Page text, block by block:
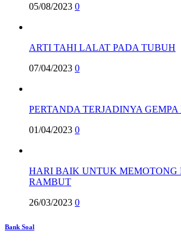
05/08/2023 0
ARTI TAHI LALAT PADA TUBUH
07/04/2023 0
PERTANDA TERJADINYA
01/04/2023 0
HARI BAIK UNTUK MEMOTONG
RAMBUT
26/03/2023 0
Bank Soal